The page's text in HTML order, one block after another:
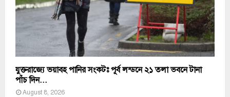
যুক্তরাজ্যে ভয়াবহ পানির সংকটঃ পূর্ব লন্ডনে ২১ তলা ভবনে টানা
পাঁচ দিন...
August 8, 2026